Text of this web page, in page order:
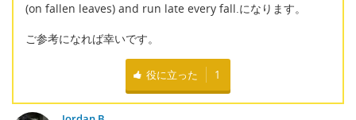
(on fallen leaves) and run late every fall.になります。
ご参考になれば幸いです。
役に立った 1